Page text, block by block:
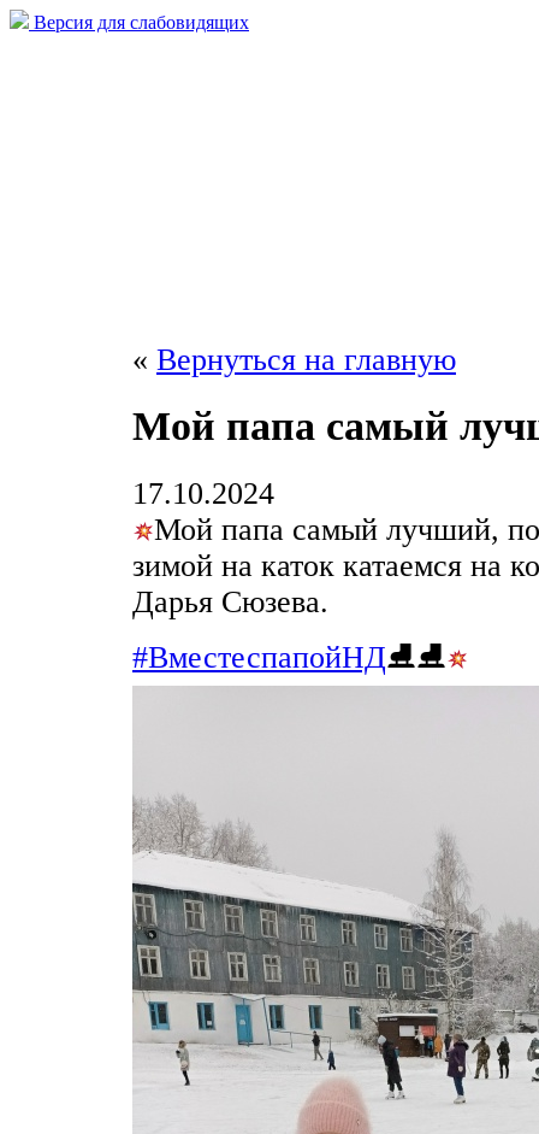
Версия для слабовидящих
« Вернуться на главную
Мой папа самый
17.10.2024
Мой папа самый лучший,
зимой на каток катаемся на
Дарья Сюзева.
#ВместеспапойНД⛸⛸